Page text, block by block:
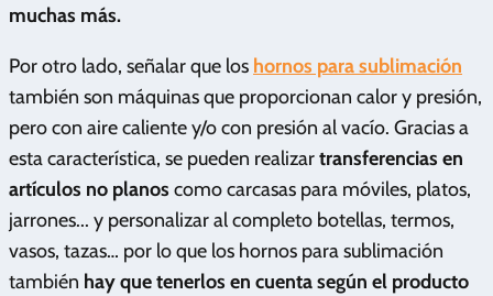
muchas más.
Por otro lado, señalar que los hornos para sublimación
también son máquinas que proporcionan calor y presión,
pero con aire caliente y/o con presión al vacío. Gracias a
esta característica, se pueden realizartransferencias en
artículos no planos como carcasas para móviles, platos,
jarrones... y personalizar al completo botellas, termos,
vasos, tazas… por lo que los hornos para sublimación
también hay que tenerlos en cuenta según el producto